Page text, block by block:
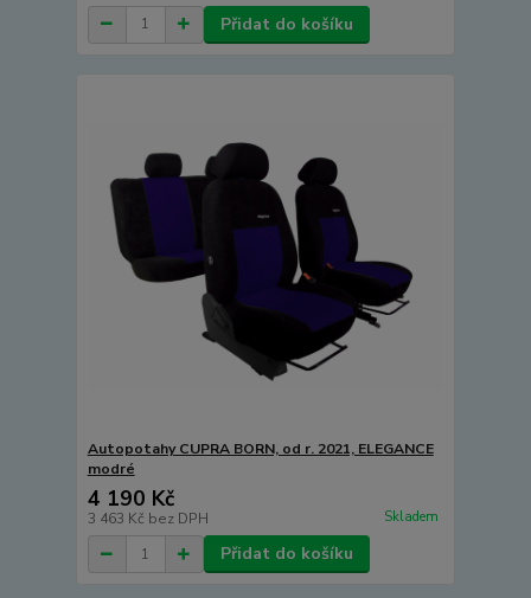
Přidat do košíku
Autopotahy CUPRA BORN, od r. 2021, ELEGANCE
modré
4 190 Kč
3 463 Kč bez DPH Skladem
Přidat do košíku